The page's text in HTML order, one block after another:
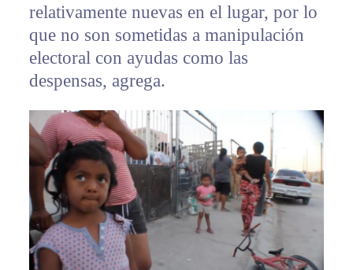
relativamente nuevas en el lugar, por lo
que no son sometidas a manipulación
electoral con ayudas como las
despensas, agrega.